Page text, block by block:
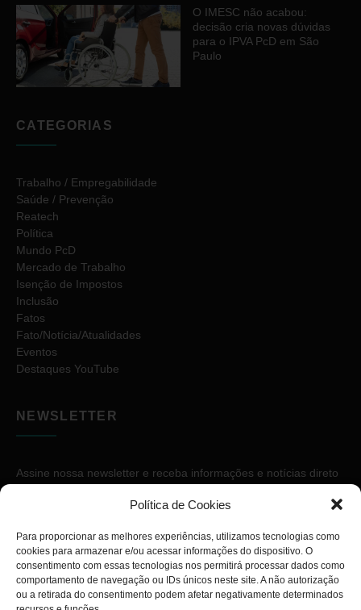
Política de Cookies
Para proporcionar as melhores experiências, utilizamos tecnologias como
cookies para armazenar e/ou acessar informações do dispositivo. O
consentimento com essas tecnologias nos permitirá processar dados como
comportamento de navegação ou IDs únicos neste site. A não autorização
ou a retirada do consentimento podem afetar negativamente determinados
O IMESC não acabou:
decisão cria novas dúvidas
para o IPVA PcD em São
Paulo
CATEGORIAS
Trabalho / Empregabilidade
Saúde / Prevenção
Reatech
Política
Mundo PcD
Mercado de Trabalho
Isenção de Impostos
Inclusão
Fatos
Fato/Notícia/Atualidades
Eventos
Destaques YouTube
NEWSLETTER
Assine nossa newsletter e receba informações e notícias direto